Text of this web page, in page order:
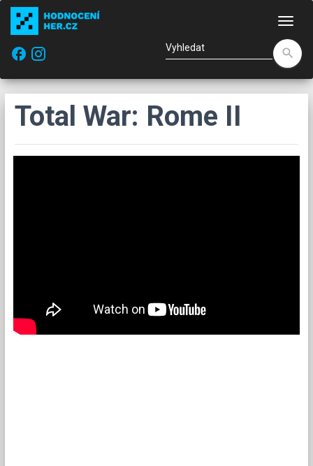
facebook
search
Total War: Rome II